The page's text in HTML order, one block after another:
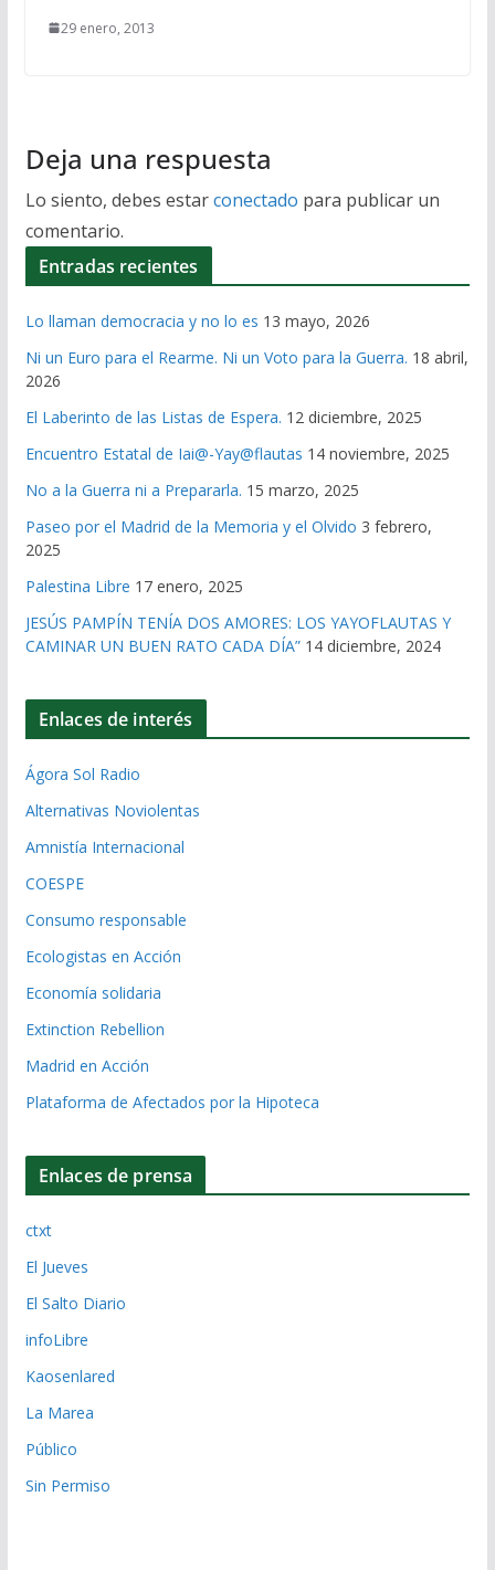
29 enero, 2013
Deja una respuesta
Lo siento, debes estarconectado para publicar un
comentario.
Entradas recientes
Lo llaman democracia y no lo es 13 mayo, 2026
Ni un Euro para el Rearme. Ni un Voto para la Guerra. 18 abril,
2026
El Laberinto de las Listas de Espera. 12 diciembre, 2025
Encuentro Estatal de Iai@-Yay@flautas 14 noviembre, 2025
No a la Guerra ni a Prepararla. 15 marzo, 2025
Paseo por el Madrid de la Memoria y el Olvido 3 febrero,
2025
Palestina Libre 17 enero, 2025
JESÚS PAMPÍN TENÍA DOS AMORES: LOS YAYOFLAUTAS Y
CAMINAR UN BUEN RATO CADA DÍA” 14 diciembre, 2024
Enlaces de interés
Ágora Sol Radio
Alternativas Noviolentas
Amnistía Internacional
COESPE
Consumo responsable
Ecologistas en Acción
Economía solidaria
Extinction Rebellion
Madrid en Acción
Plataforma de Afectados por la Hipoteca
Enlaces de prensa
ctxt
El Jueves
El Salto Diario
infoLibre
Kaosenlared
La Marea
Público
Sin Permiso